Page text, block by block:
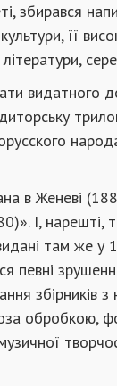
збирався
її
літератури,
видатного
в Женеві
І, нарешті,
там же у
певні
збірників
обробкою,